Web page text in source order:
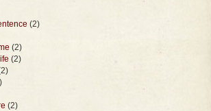
(2)
(2)
(2)
(2)